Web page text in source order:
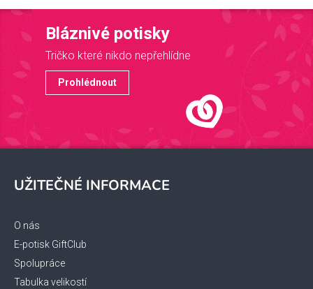
Bláznivé potisky
Tričko které nikdo nepřehlídne
Prohlédnout
UŽITEČNÉ INFORMACE
O nás
E-potisk GiftClub
Spolupráce
Tabulka velikostí